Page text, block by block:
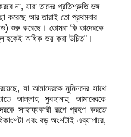
না, যারা তাদের প্রতিশ্রুতি ভঙ্গ
করেছে আর তারাই তো প্রথমবার
শুরু করেছে। তোমরা কি তাদেরকে
অধিক ভয় করা উচিত”।
যা আমাদেরকে মুমিনদের সাথে
আল্লাহ সুবহানাহু আমাদেরকে
সাহায্যকারী রূপে গ্রহণ করতে
এবং বড় অংশটাই এব্যাপারে,